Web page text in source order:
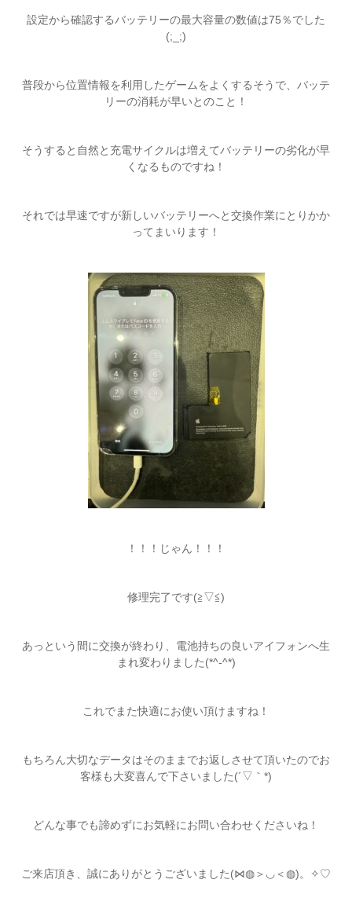
設定から確認するバッテリーの最大容量の数値は75％でした
(;_;)
普段から位置情報を利用したゲームをよくするそうで、バッテ
リーの消耗が早いとのこと！
そうすると自然と充電サイクルは増えてバッテリーの劣化が早
くなるものですね！
それでは早速ですが新しいバッテリーへと交換作業にとりかか
ってまいります！
！！！じゃん！！！
修理完了です(≧▽≦)
あっという間に交換が終わり、電池持ちの良いアイフォンへ生
まれ変わりました(*^-^*)
これでまた快適にお使い頂けますね！
もちろん大切なデータはそのままでお返しさせて頂いたのでお
客様も大変喜んで下さいました(´▽｀*)
どんな事でも諦めずにお気軽にお問い合わせくださいね！
ご来店頂き、誠にありがとうございました(⋈◍＞◡＜◍)。✧♡